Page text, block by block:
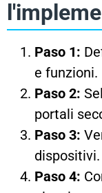
Paso 1:
e funzioni.
Paso 2:
portali
Paso 3:
dispositivi.
Paso 4: